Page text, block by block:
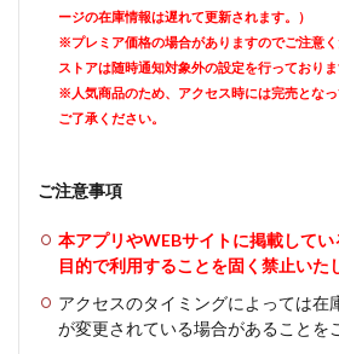
ージの在庫情報は遅れて更新されます。）
※プレミア価格の場合がありますのでご注意
ストアは随時通知対象外の設定を行っておりま
※人気商品のため、アクセス時には完売とな
ご了承ください。
ご注意事項
本アプリやWEBサイトに掲載して
目的で利用することを固く禁止いた
アクセスのタイミングによっては在
が変更されている場合があることを